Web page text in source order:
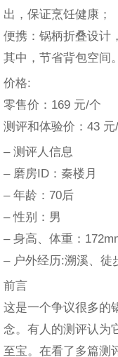
出，保证烹饪健康；
便携：锅柄折叠设计
其中，节省背包空间。
价格:
零售价：169 元/个
测评和体验价：43 元
– 测评人信息
– 磨房ID：秦楼月
– 年龄：70后
– 性别：男
– 身高、体重：
– 户外经历:溯溪、徒
前言
这是一个争议很多的
念。有人的测评认为
至宝。在看了多篇测